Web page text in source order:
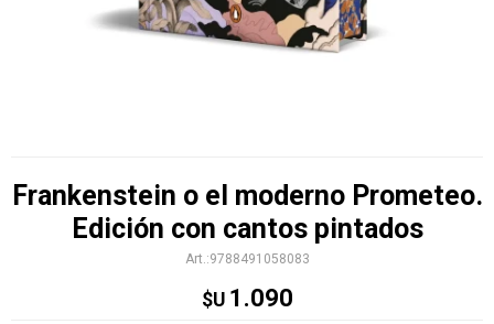
Frankenstein o el moderno Prometeo.
Edición con cantos pintados
9788491058083
$U 1.090